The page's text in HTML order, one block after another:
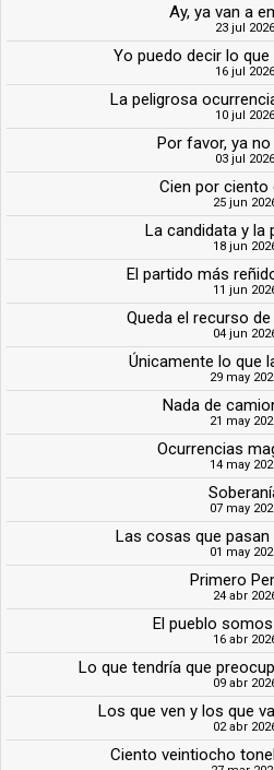
Ay, ya van a
23 jul 2026
Yo puedo decir lo
16 jul 2026
La peligrosa
10 jul 2026
Por favor, ya
03 jul 2026
Cien por ciento
25 jun
La candidata y la
18 jun
El partido más
11 jun
Queda el recurso
04 jun
Únicamente lo que
29 may
Nada de
21 may
Ocurrencias
14 may
07 may
Las cosas que
01 may
Primero
24 abr
El pueblo
16 abr
Lo que tendría que
09 abr
Los que ven y los que
02 abr
Ciento veintiocho